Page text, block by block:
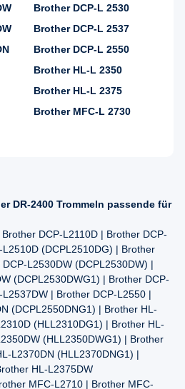
Brother DCP-L 2530
Brother DCP-L 2537
Brother DCP-L 2550
Brother HL-L 2350
Brother HL-L 2375
Brother MFC-L 2730
DR-2400 Trommeln passende für
DCP-L2110D | Brother DCP-
(DCPL2510DG) | Brother
L2530DW (DCPL2530DW) |
(DCPL2530DWG1) | Brother DCP-
| Brother DCP-L2550 |
(DCPL2550DNG1) | Brother HL-
(HLL2310DG1) | Brother HL-
(HLL2350DWG1) | Brother
L2370DN (HLL2370DNG1) |
HL-L2375DW
MFC-L2710 | Brother MFC-